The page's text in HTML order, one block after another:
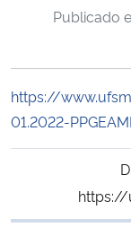
Ministério da Cidadania
Ministério de Minas e
Ministério do Meio
Publicado
https://
01.2022-